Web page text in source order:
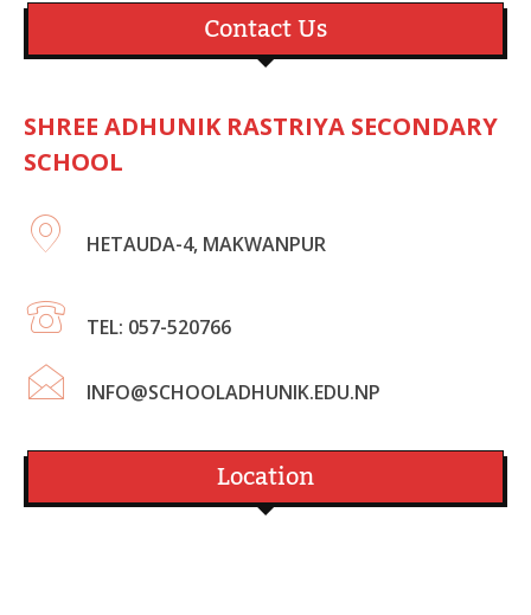
Contact Us
SHREE ADHUNIK RASTRIYA SECONDARY
SCHOOL
HETAUDA-4, MAKWANPUR
TEL: 057-520766
INFO@SCHOOLADHUNIK.EDU.NP
Location